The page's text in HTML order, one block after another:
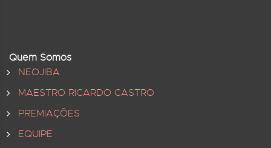
Quem Somos
NEOJIBA
MAESTRO RICARDO CASTRO
PREMIAÇÕES
EQUIPE